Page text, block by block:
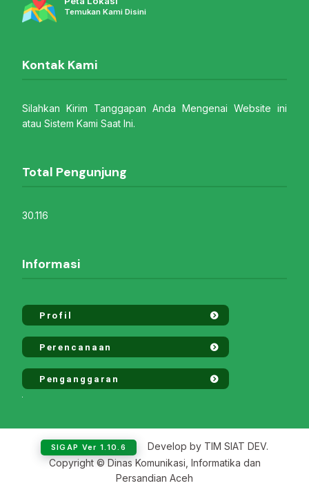
Temukan Kami Disini
Kontak Kami
Silahkan Kirim Tanggapan Anda Mengenai Website ini
atau Sistem Kami Saat Ini.
Total Pengunjung
30.116
Informasi
Profil
Perencanaan
Penganggaran
SIGAP Ver 1.10.6
Develop by TIM SIAT DEV.
Copyright © Dinas Komunikasi, Informatika dan
Persandian Aceh